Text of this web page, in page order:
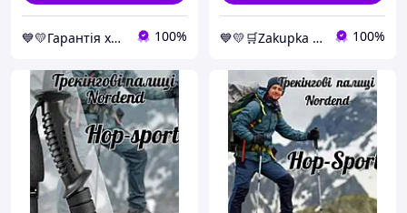
💙💛Гарантія хороших покупок 🎁🚚 ⤵ 100% 💙💛🛒Zakupka - магазин для зручних покупок, з швидкою доставкою по Украіні 🎁% 🚚 ⤵ 100%